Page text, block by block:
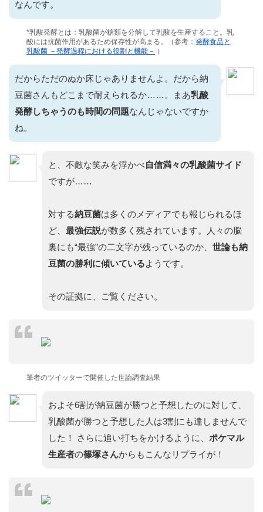
なんです。
*乳酸発酵とは：乳酸菌が糖類を分解して乳酸を生産すること。乳
酸には抗菌作用があるため保存性が高まる。（参考： 発酵食品と
乳酸菌 －発酵過程における役割と機能－ ）
だからただのぬか床じゃありませんよ。だから納
豆菌さんもどこまで耐えられるか……。まあ乳酸
発酵しちゃうのも時間の問題なんじゃないですか
ね。
と、不敵な笑みを浮かべ自信満々の乳酸菌サイド
ですが……
対する納豆菌は多くのメディアでも報じられるほ
ど、 最強伝説が数多く残されています。人々の脳
裏にも“最強”の二文字が残っているのか、 世論も納
豆菌の勝利に傾いているようです。
その証拠に、ご覧ください。
筆者のツイッターで開催した世論調査結果
およそ6割が納豆菌が勝つと予想したのに対して、
乳酸菌が勝つと予想した人は3割にも達しませんで
した！ さらに追い打ちをかけるように、 ポケマル
生産者の篠塚さんからもこんなリプライが！